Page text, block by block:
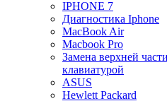
IPHONE 7
Диагностика Iphone
MacBook Air
Macbook Pro
Замена верхней
клавиатурой
ASUS
Hewlett Packard